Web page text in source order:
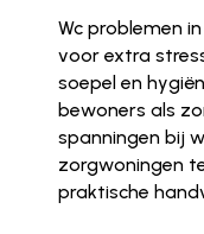
Wc problemen
voor extra
soepel en
bewoners als
spanningen bij
zorgwoningen
praktische